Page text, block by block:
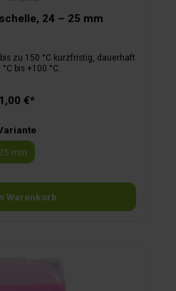
24 – 25 mm
zu 150 °C kurzfristig, dauerhaft
bis +100 °C.
1,00 €*
mm
Warenkorb